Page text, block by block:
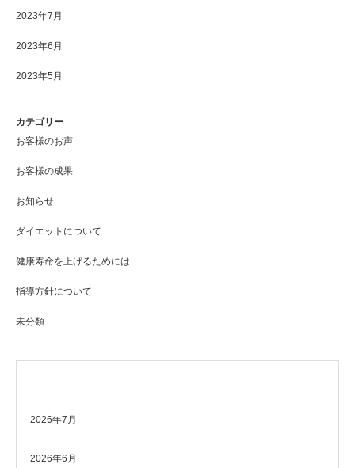
2023年7月
2023年6月
2023年5月
カテゴリー
お客様のお声
お客様の成果
お知らせ
ダイエットについて
健康寿命を上げるためには
指導方針について
未分類
2026年7月
2026年6月